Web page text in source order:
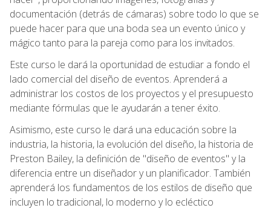
documentación (detrás de cámaras) sobre todo lo que se
puede hacer para que una boda sea un evento único y
mágico tanto para la pareja como para los invitados.
Este curso le dará la oportunidad de estudiar a fondo el
lado comercial del diseño de eventos. Aprenderá a
administrar los costos de los proyectos y el presupuesto
mediante fórmulas que le ayudarán a tener éxito.
Asimismo, este curso le dará una educación sobre la
industria, la historia, la evolución del diseño, la historia de
Preston Bailey, la definición de "diseño de eventos" y la
diferencia entre un diseñador y un planificador. También
aprenderá los fundamentos de los estilos de diseño que
incluyen lo tradicional, lo moderno y lo ecléctico